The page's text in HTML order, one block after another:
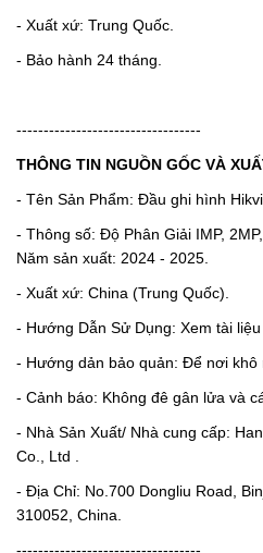
- Xuất xứ: Trung Quốc.
- Bảo hành 24 tháng.
----------------------------------
THÔNG TIN NGUỒN GỐC VÀ
- Tên Sản Phẩm: Đầu ghi hình
- Thông số: Độ Phân Giải IMP,
Năm sản xuất: 2024 - 2025.
- Xuất xứ: China (Trung Quốc).
- Hướng Dẫn Sử Dụng: Xem tài liệu
- Hướng dản bảo quản: Để nơi khô
- Cảnh báo: Không đê gân lửa và
- Nhà Sản Xuất/ Nhà cung cấp:
Co., Ltd .
- Địa Chỉ: No.700 Dongliu Road,
310052, China.